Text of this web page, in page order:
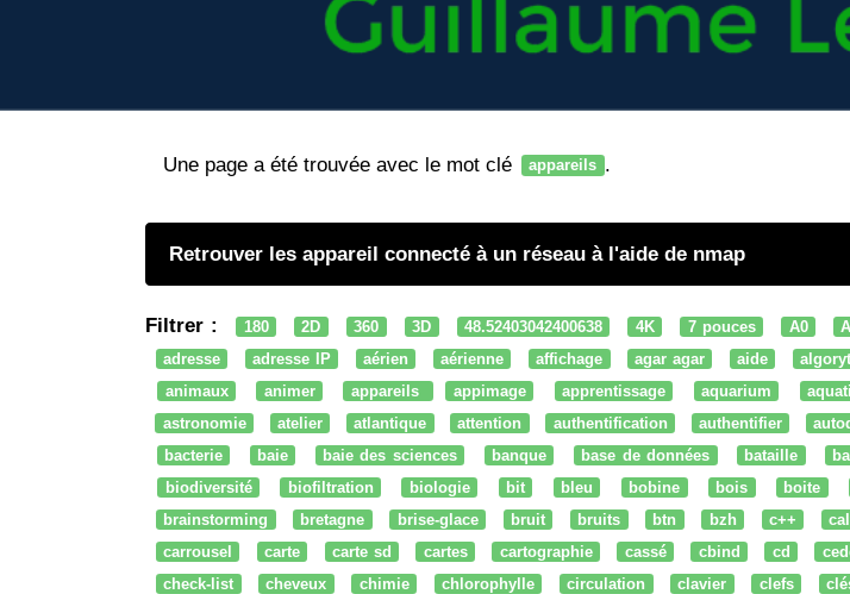
Une page a été trouvée avec le mot clé appareils .
Retrouver les appareil connecté à un réseau à l'aide de nmap
Filtrer : 180 2D 360 3D 48.52403042400638 4K 7 pouces A0
adresse
adresse IP aérien aérienne affichage agar agar aide
animaux
animer appareils appimage apprentissage aquarium
astronomie
atelier atlantique attention authentification authentifier
bacterie
baie baie des sciences banque base de données bataille
biodiversité
biofiltration biologie bit bleu bobine bois boite
brainstorming
bretagne brise-glace bruit bruits btn bzh c++
carrousel
carte carte sd cartes cartographie cassé cbind cd
check-list
cheveux chimie chlorophylle circulation clavier clefs